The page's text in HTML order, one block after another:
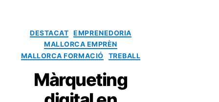
DESTACAT
EMPRENEDORIA
MALLORCA EMPRÈN
MALLORCA FORMACIÓ
TREBALL
Màrqueting